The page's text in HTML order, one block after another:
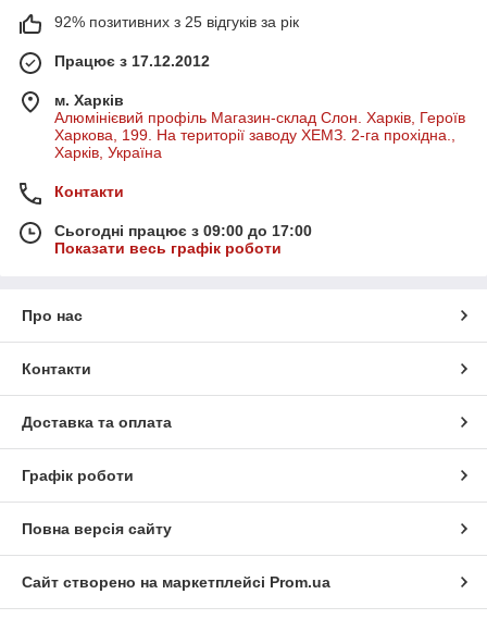
92% позитивних з 25 відгуків за рік
Працює з 17.12.2012
м. Харків
Алюмінієвий профіль Магазин-склад Слон. Харків, Героїв
Харкова, 199. На території заводу ХЕМЗ. 2-га прохідна.,
Харків, Україна
Контакти
Сьогодні працює з 09:00 до 17:00
Показати весь графік роботи
Про нас
Контакти
Доставка та оплата
Графік роботи
Повна версія сайту
Сайт створено на маркетплейсі Prom.ua